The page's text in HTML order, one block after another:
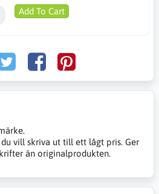
Add To Cart
vill skriva ut till ett lågt pris. Ger
än originalprodukten.